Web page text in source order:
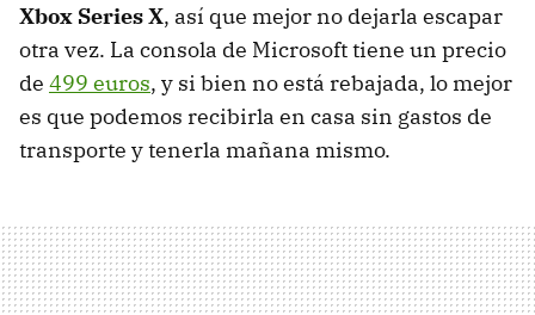
Xbox Series X, así que mejor no dejarla escapar
otra vez. La consola de Microsoft tiene un precio
de 499 euros, y si bien no está rebajada, lo mejor
es que podemos recibirla en casa sin gastos de
transporte y tenerla mañana mismo.